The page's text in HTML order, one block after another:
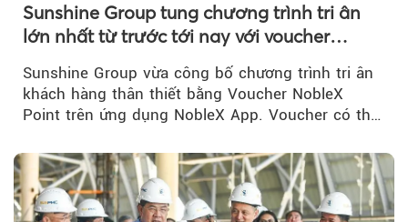
Sunshine Group tung chương trình tri ân
lớn nhất từ trước tới nay với voucher
NobleX Point cho khách hàng thân thiết
Sunshine Group vừa công bố chương trình tri ân
khách hàng thân thiết bằng Voucher NobleX
Point trên ứng dụng NobleX App. Voucher có thể